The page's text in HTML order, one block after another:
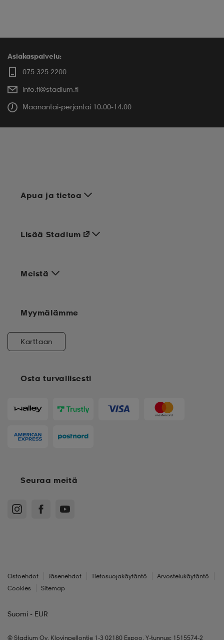
Asiakaspalvelu:
075 325 2200
info.fi@stadium.fi
Maanantai-perjantai 10.00-14.00
Apua ja tietoa
Meistä
Osta turvallisesti
Lisää Stadium
Myymälämme
Karttaan
Seuraa meitä
Ostoehdot Jäsenehdot Tietosuojakäytäntö
Arvostelukäytäntö
Cookies
Sitemap
Suomi - EUR
© Stadium Oy, Klovinpellontie 1-3 02180 Espoo, Y-tunnus: 1515574-2